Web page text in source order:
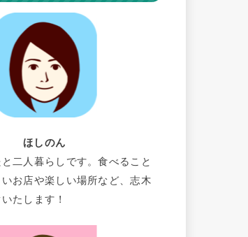
ほしのん
二人暮らしです。食べること
お店や楽しい場所など、志木
たします！